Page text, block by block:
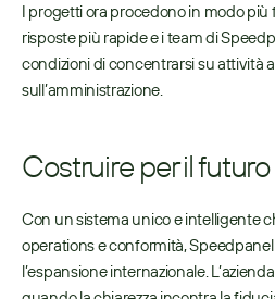
I progetti ora procedono in modo più
risposte più rapide e i team di
condizioni di concentrarsi su attività
sull’amministrazione.
Costruire per il futuro
Con un sistema unico e intelligente
operations e conformità,
l’espansione internazionale.